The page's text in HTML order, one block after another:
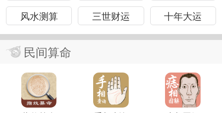
风水测算
三世财运 十年大运
民间算命